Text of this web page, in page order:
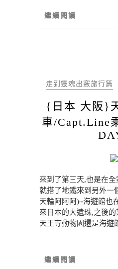
繼續閱讀
走到靈魂出竅旅行篇
{日本 大阪}
車/Capt.Line
來到了第三天,也是在
就搭了地鐵來到另外一
天輪阿阿阿)~海遊館也
來日本的大遺珠,之後
天王寺動物園還是海
繼續閱讀